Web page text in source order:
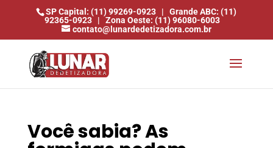
SP Capital: (11) 99269-0923 |Grande ABC: (11)
92365-0923|Zona Oeste: (11) 96080-6003
contato@lunardedetizadora.com.br
Você sabia? As